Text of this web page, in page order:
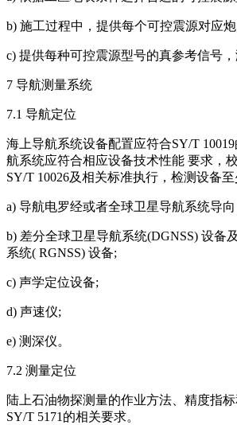
b) 施工过程中，提供每个可控震源对应
c) 提供每种可控震源型号的真参考信号，
7 导航测量系统
7.1 导航定位
海上导航系统设备配置应符合SY/T
航系统应符合相应设备技术性能 要求，
SY/T 10026及相关标准执行，检测设备至
a) 导航电罗经或者全球卫星导航系统导向
b) 差分全球卫星导航系统(DGNSS) 设备
系统( RGNSS) 设备;
c) 声学定位设备;
d) 声速仪;
e) 测深仪。
7.2 测量定位
陆上石油物探测量的作业方法、精度指
SY/T 5171的相关要求。